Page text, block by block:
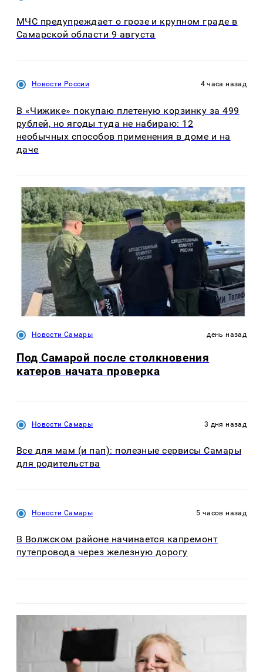
МЧС предупреждает о грозе и крупном граде в
Самарской области 9 августа
Новости России 4 часа назад
В «Чижике» покупаю плетеную корзинку за 499
рублей, но ягоды туда не набираю: 12
необычных способов применения в доме и на
даче
Новости Самары день назад
Под Самарой после столкновения
катеров начата проверка
Новости Самары 3 дня назад
Все для мам (и пап): полезные сервисы Самары
для родительства
Новости Самары 5 часов назад
В Волжском районе начинается капремонт
путепровода через железную дорогу